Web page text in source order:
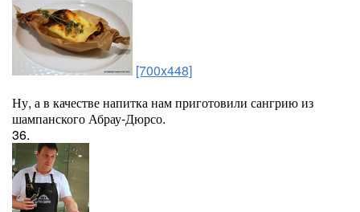
[700x448]
Ну, а в качестве напитка нам приготовили сангрию из
шампанского Абрау-Дюрсо.
36.